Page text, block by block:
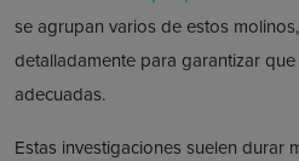
se agrupan varios de estos
detalladamente para garantizar
adecuadas.
Estas investigaciones suelen durar